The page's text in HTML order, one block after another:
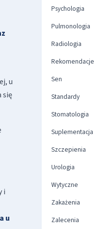
u
się
i
u
Psychologia
Pulmonologia
Radiologia
Rekomendacje
Sen
Standardy
Stomatologia
Suplementacja
Szczepienia
Urologia
Wytyczne
Zakażenia
Zalecenia